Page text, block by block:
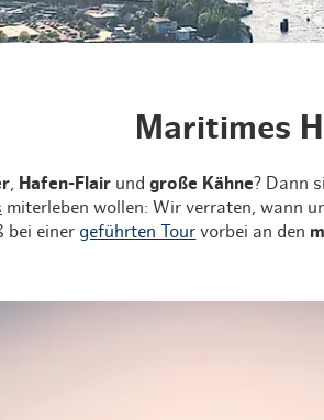
Grüne
Maritimes
Hafen-Flair undgroße Kähne? Dann
miterleben wollen: Wir verraten, wann
bei einer geführten Tour vorbei an den